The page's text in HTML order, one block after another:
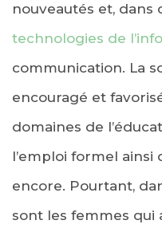
nouveautés et, dans
technologies de
communication. La
encouragé et
domaines de
l’emploi formel ainsi
encore. Pourtant,
sont les femmes qui